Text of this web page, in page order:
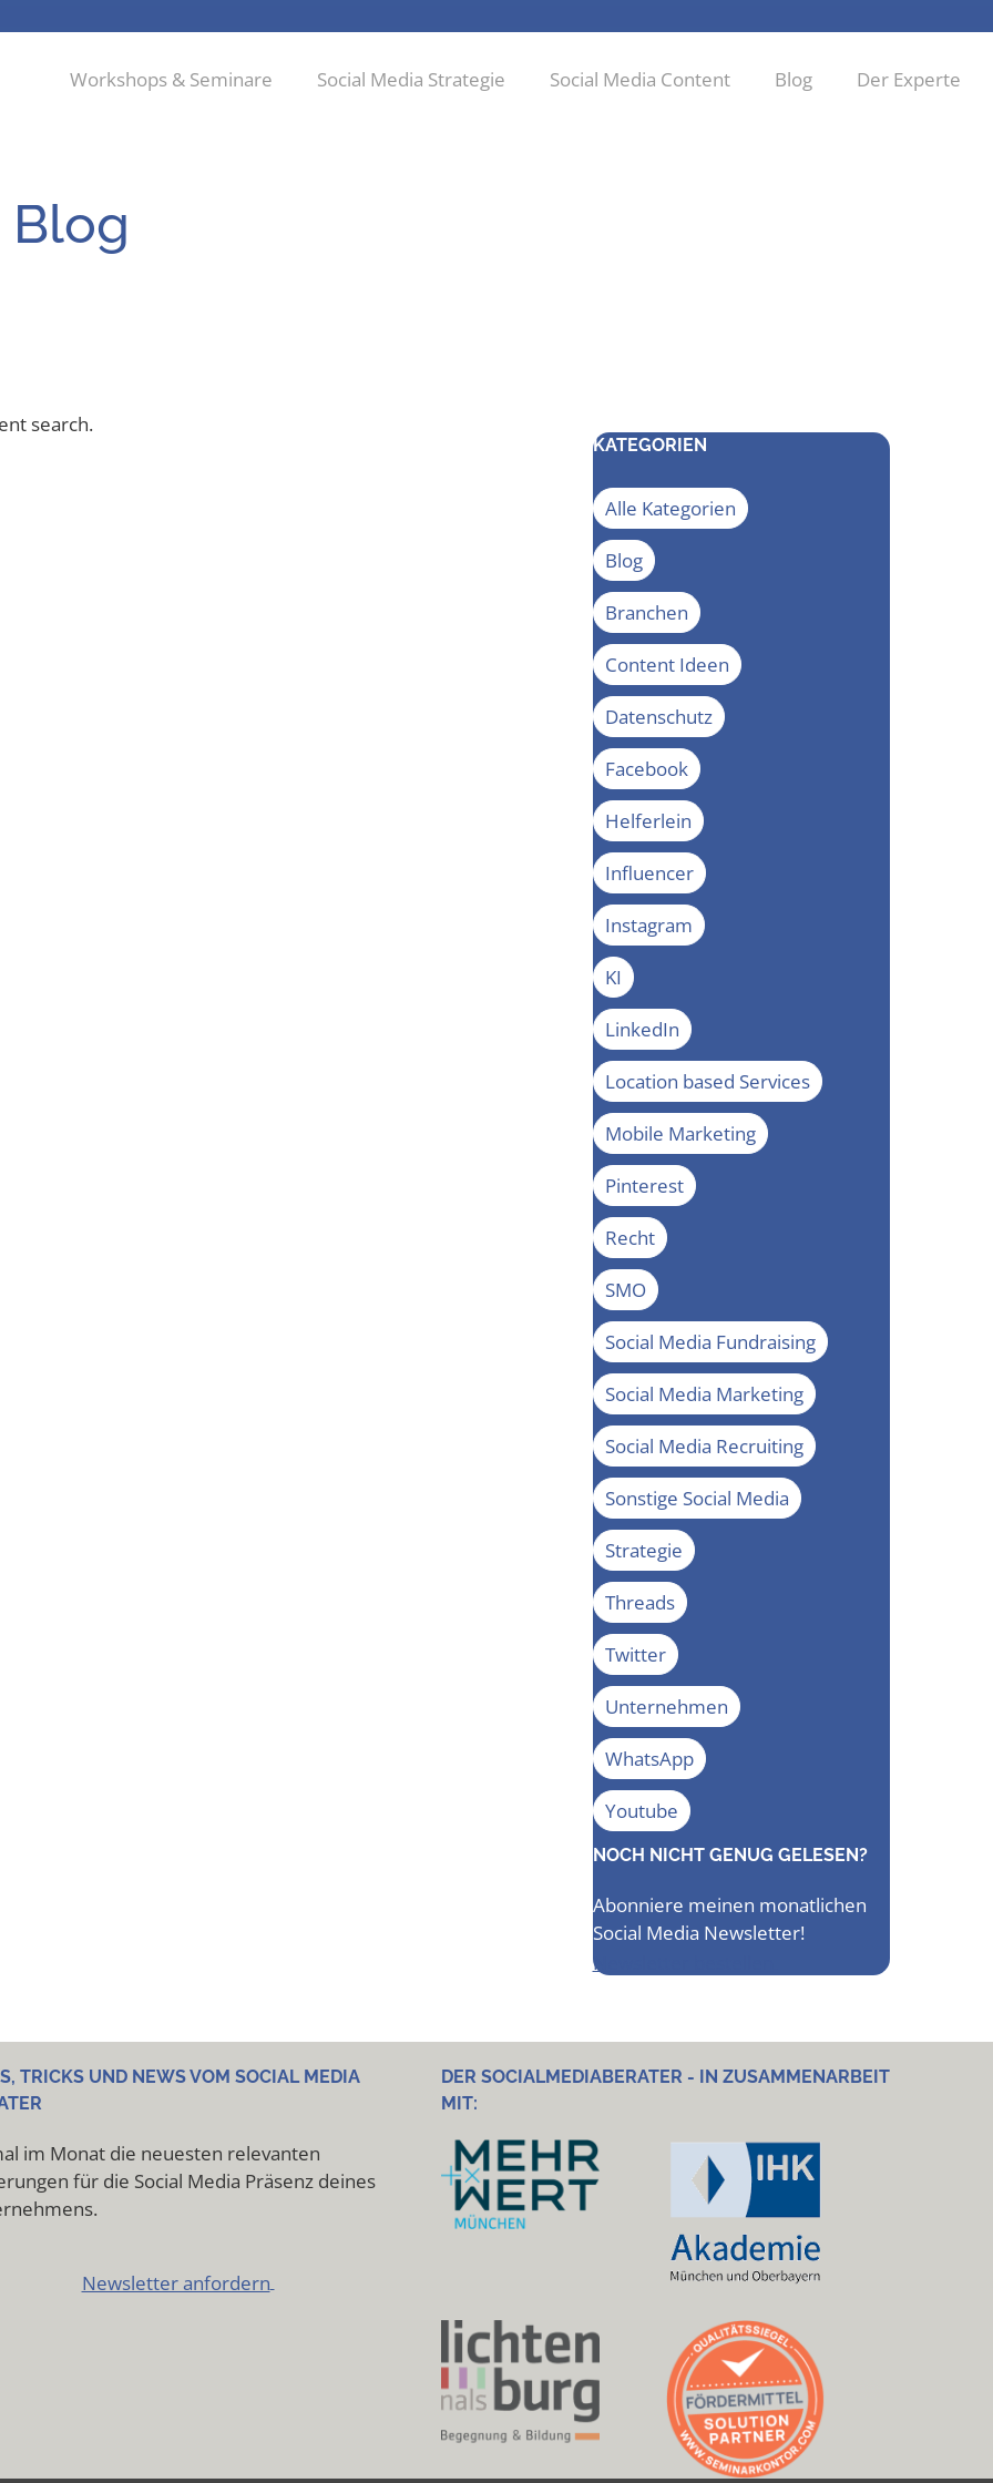
Workshops & Seminare Social Media Strategie Social Media Content Blog Der Experte
Blog
search.
KATEGORIEN
Alle Kategorien
Blog
Branchen
Content Ideen
Datenschutz
Facebook
Helferlein
Influencer
Instagram
KI
LinkedIn
Location based Services
Mobile Marketing
Pinterest
Recht
SMO
Social Media Fundraising
Social Media Marketing
Social Media Recruiting
Sonstige Social Media
Strategie
Threads
Twitter
Unternehmen
WhatsApp
Youtube
NOCH NICHT GENUG GELESEN?
Abonniere meinen monatlichen
Social Media Newsletter!
Newsletter bestellen
TRICKS UND NEWS VOM SOCIAL MEDIA
im Monat die neuesten relevanten
für die Social Media Präsenz deines
Newsletter anfordern
DER SOCIALMEDIABERATER - IN ZUSAMMENARBEIT
MIT: